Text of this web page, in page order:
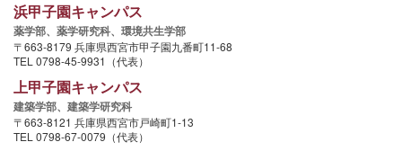
浜甲子園キャンパス
薬学部、 薬学研究科、 環境共生学部
〒663-8179 兵庫県西宮市甲子園九番町11-68
TEL 0798-45-9931（代表）
上甲子園キャンパス
建築学部、 建築学研究科
〒663-8121 兵庫県西宮市戸崎町1-13
TEL 0798-67-0079（代表）